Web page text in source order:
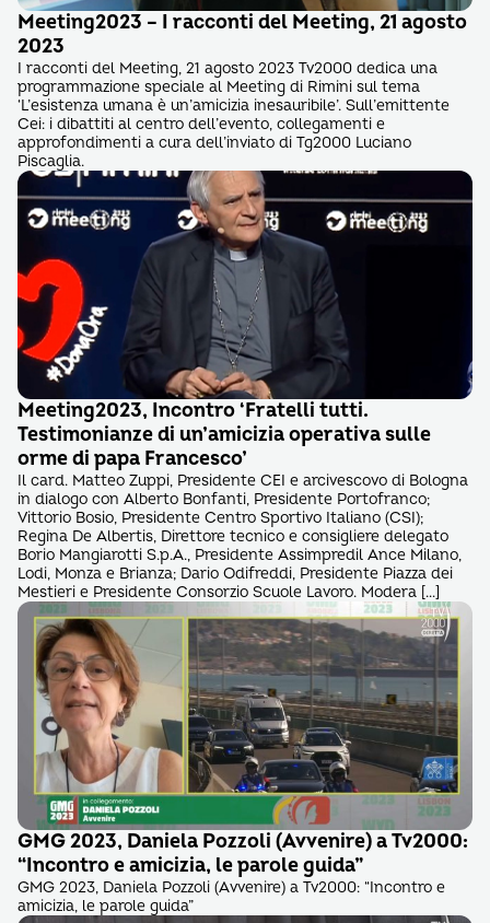
Meeting2023 – I racconti del Meeting, 21 agosto
2023
I racconti del Meeting, 21 agosto 2023 Tv2000 dedica una
programmazione speciale al Meeting di Rimini sul tema
‘L’esistenza umana è un’amicizia inesauribile’. Sull’emittente
Cei: i dibattiti al centro dell’evento, collegamenti e
approfondimenti a cura dell’inviato di Tg2000 Luciano
Piscaglia.
Meeting2023, Incontro ‘Fratelli tutti.
Testimonianze di un’amicizia operativa sulle
orme di papa Francesco’
Il card. Matteo Zuppi, Presidente CEI e arcivescovo di Bologna
in dialogo con Alberto Bonfanti, Presidente Portofranco;
Vittorio Bosio, Presidente Centro Sportivo Italiano (CSI);
Regina De Albertis, Direttore tecnico e consigliere delegato
Borio Mangiarotti S.p.A., Presidente Assimpredil Ance Milano,
Lodi, Monza e Brianza; Dario Odifreddi, Presidente Piazza dei
Mestieri e Presidente Consorzio Scuole Lavoro. Modera […]
GMG 2023, Daniela Pozzoli (Avvenire) a Tv2000:
“Incontro e amicizia, le parole guida”
GMG 2023, Daniela Pozzoli (Avvenire) a Tv2000: “Incontro e
amicizia, le parole guida”